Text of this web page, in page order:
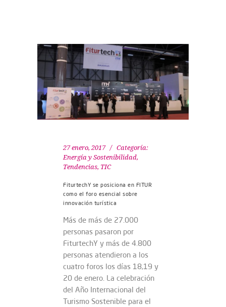
27 enero, 2017
Categoría:
Energía y Sostenibilidad,
Tendencias, TIC
FiturtechY se posiciona en FITUR
como el foro esencial sobre
innovación turística
Más de más de 27.000
personas pasaron por
FiturtechY y más de 4.800
personas atendieron a los
cuatro foros los días 18,19 y
20 de enero. La celebración
del Año Internacional del
Turismo Sostenible para el